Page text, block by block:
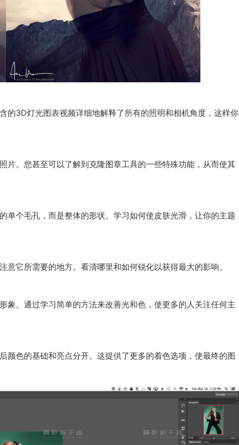
的3D灯光图表视频详细地解释了所有的照明和相机角度，这样你
片。您甚至可以了解到克隆图章工具的一些特殊功能，从而使其
单个毛孔，而是整体的形状。学习如何使皮肤光滑，让你的主题
它所需要的地方。看清哪里和如何锐化以获得最大的影响。
象。通过学习简单的方法来改善光和色，使更多的人关注任何主
颜色的基础和亮点分开。这提供了更多的着色选项，使最终的图